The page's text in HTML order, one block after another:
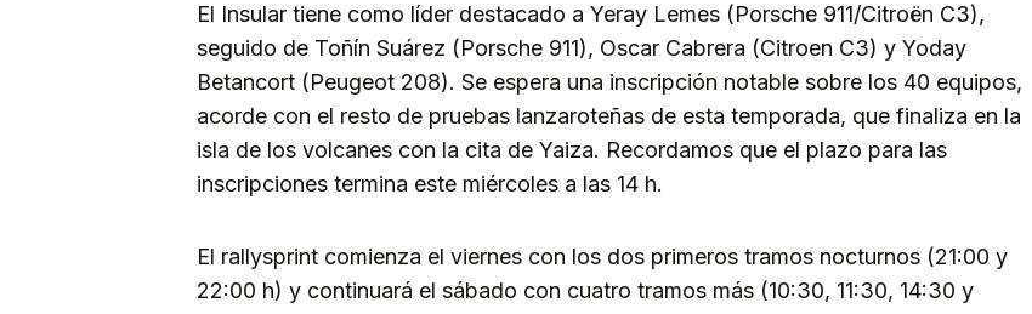
El Insular tiene como líder destacado a Yeray Lemes (Porsche 911/Citroën C3),
seguido de Toñín Suárez (Porsche 911), Oscar Cabrera (Citroen C3) y Yoday
Betancort (Peugeot 208). Se espera una inscripción notable sobre los 40 equipos,
acorde con el resto de pruebas lanzaroteñas de esta temporada, que finaliza en la
isla de los volcanes con la cita de Yaiza. Recordamos que el plazo para las
inscripciones termina este miércoles a las 14 h.
El rallysprint comienza el viernes con los dos primeros tramos nocturnos (21:00 y
22:00 h) y continuará el sábado con cuatro tramos más (10:30, 11:30, 14:30 y